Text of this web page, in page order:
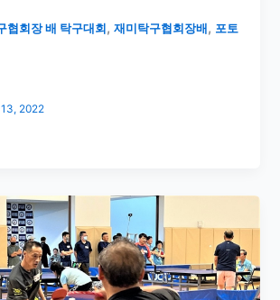
협회장 배 탁구대회 ,재미탁구협회장배 , 포토
2022